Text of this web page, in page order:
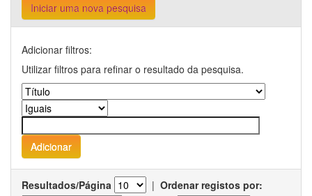
Iniciar uma nova pesquisa
Adicionar filtros:
Utilizar filtros para refinar o resultado da pesquisa.
Resultados/Página | Ordenar registos por: